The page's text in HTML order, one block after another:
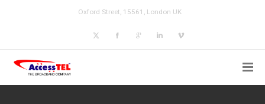
Oxford Street, 15561, London UK